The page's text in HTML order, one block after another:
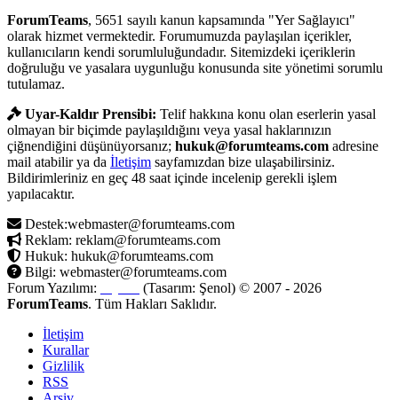
ForumTeams, 5651 sayılı kanun kapsamında "Yer Sağlayıcı"
olarak hizmet vermektedir. Forumumuzda paylaşılan içerikler,
kullanıcıların kendi sorumluluğundadır. Sitemizdeki içeriklerin
doğruluğu ve yasalara uygunluğu konusunda site yönetimi sorumlu
tutulamaz.
Uyar-Kaldır Prensibi: Telif hakkına konu olan eserlerin yasal
olmayan bir biçimde paylaşıldığını veya yasal haklarınızın
çiğnendiğini düşünüyorsanız; hukuk@forumteams.com adresine
mail atabilir ya da İletişim sayfamızdan bize ulaşabilirsiniz.
Bildirimleriniz en geç 48 saat içinde incelenip gerekli işlem
yapılacaktır.
Destek:webmaster@forumteams.com
Reklam: reklam@forumteams.com
Hukuk: hukuk@forumteams.com
Bilgi: webmaster@forumteams.com
Forum Yazılımı:
(Tasarım: Şenol) © 2007 - 2026
ForumTeams. Tüm Hakları Saklıdır.
İletişim
Kurallar
Gizlilik
RSS